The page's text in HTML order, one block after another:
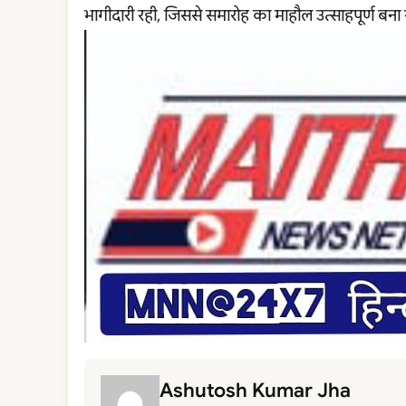
भागीदारी रही, जिससे समारोह का माहौल उत्साहपूर्ण बना
Ashutosh Kumar Jha